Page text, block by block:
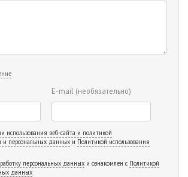
E-mail (необязательно)
использования веб-сайта и политикой
и персональных данных и Политикой использования
персональных данных и ознакомлен с Политикой
данных